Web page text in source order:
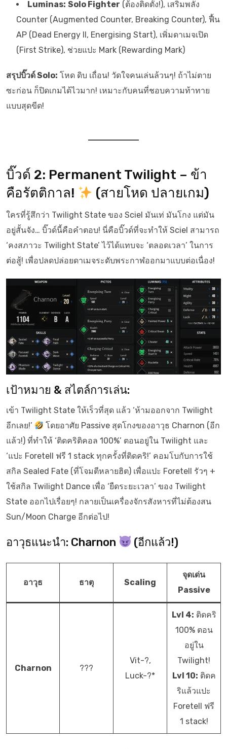
Luminas: Solo Fighter (ต้องติดตั้ง!), เสริมพลัง
Counter (Augmented Counter, Breaking Counter), ฟื้น
AP (Dead Energy II, Energising Start), เพิ่มดาเมจเปิด
(First Strike), ช่วยแปะ Mark (Rewarding Mark)
สรุปบิ๊วด์ Solo: โหด ดิบ เถื่อน! วัดใจคนเล่นล้วนๆ! ถ้าไม่ตาย
ซะก่อน ก็ปิดเกมได้ไวมาก! เหมาะกับคนที่ชอบความท้าทาย
แบบสุดขีด!
บิ๊วด์ 2: Permanent Twilight – ข้า
คือรัตติกาล!
(สายโหด ปลายเกม)
ใครที่รู้สึกว่า Twilight State ของ Sciel มันเท่ มันโกง แต่มัน
อยู่สั้นจัง… บิ๊วด์นี้คือคำตอบ! นี่คือบิ๊วด์ที่จะทำให้ Sciel สามารถ
‘คงสภาวะ Twilight State’ ไว้ได้แทบจะ ‘ตลอดเวลา’ ในการ
ต่อสู้! เพื่อปลดปล่อยดาเมจระดับพระกาฬออกมาแบบต่อเนื่อง!
เป้าหมาย & สไตล์การเล่น:
เข้า Twilight State ให้เร็วที่สุด แล้ว ‘ห้ามออกจาก Twilight
อีกเลย!’
โดยอาศัย Passive สุดโกงของอาวุธ Charnon (อีก
แล้ว!) ที่ทำให้ ‘ติดคริติคอล 100%’ ตอนอยู่ใน Twilight และ
‘แปะ Foretell ฟรี 1 stack ทุกครั้งที่ติดคริ!’ คอมโบกับการใช้
สกิล Sealed Fate (ที่โจมตีหลายฮิต) เพื่อแปะ Foretell รัวๆ +
ใช้สกิล Twilight Dance เพื่อ ‘ยืดระยะเวลา’ ของ Twilight
State ออกไปเรื่อยๆ! กลายเป็นเครื่องจักรสังหารที่ไม่ต้องสน
Sun/Moon Charge อีกต่อไป!
อาวุธแนะนำ: Charnon (อีกแล้ว!)
อาวุธ ธาตุ Scaling
จุดเด่น
Passive
Charnon ???
Vit-?,
Luck-?*
Lvl 4: ติดคริ
100% ตอน
อยู่ใน
Twilight!
Lvl 10: ติดค
ริแล้วแปะ
Foretell ฟรี
1 stack!